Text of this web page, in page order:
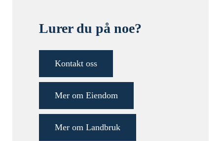
Lurer du på noe?
Kontakt oss
Mer om Eiendom
Mer om Landbruk